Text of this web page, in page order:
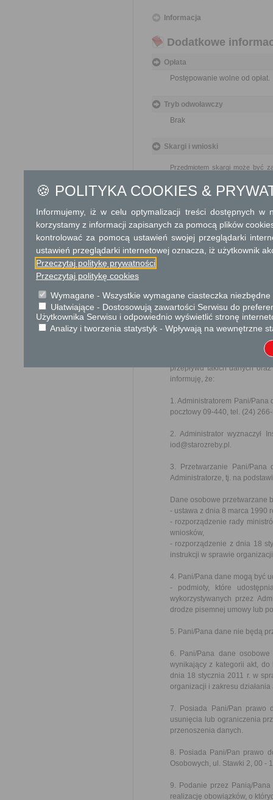
Informacja
Dodatkowe
Opłata
Postępowanie wolne od opłat.
Tryb odwoławczy
Brak
Skargi i wnioski
Przedmiotem skargi może być
Przedmiotem wniosku mogą
Organ właściwy dla
miesiąca.
Podstawa prawna
sprawach o nadanie
2743 z późn. zm.)
Ochrona danych osobowych
Zgodnie z art. 13 ust. 1 i 2
roku w sprawie ochrony
przepływu takich danych
informuję, że:
1. Administratorem Pani/Pana
pocztowy 09-440, tel. (24)
2. Administrator wyznaczył
iod@starozreby.pl.
3. Przetwarzanie Pani/Pana
Administratorze, tj. na
Dane osobowe przetwarzane
- ustawa z dnia 8 marca 1990
- rozporządzenie rady
wniosków,
- rozporządzenie z dnia 18
instrukcji w sprawie
4. Pani/Pana dane mogą być
- podmioty, które
wykorzystywanych przez
drodze pisemnej umowy lub
5. Pani/Pana dane nie będą
6. Pani/Pana dane
wynikający z kategorii akt,
dnia 18 stycznia 2011 r. w
organizacji i zakresu
7. Posiada Pani/Pan prawo
usunięcia lub ograniczenia
przenoszenia danych.
8. Posiada Pani/Pan prawo
Osobowych, ul. Stawki 2, 00 -
9. Podanie przez Panią/
realizację obowiązków, o
🍪 POLITYKA COOKIES &
Informujemy, iż w celu optymalizacji treści dostępnych w
korzystamy z informacji zapisanych za pomocą plików
kontrolować za pomocą ustawień swojej przeglądarki
ustawień przeglądarki internetowej oznacza, iż użytkownik
Przeczytaj politykę prywatności
Przeczytaj politykę cookies
Wymagane - Wszystkie wymagane ciasteczka
Ułatwiające - Dostosowują zawartości Serwisu do
Użytkownika Serwisu i odpowiednio wyświetlić stronę
Analizy i tworzenia statystyk - Wpływają na wewnętrzne